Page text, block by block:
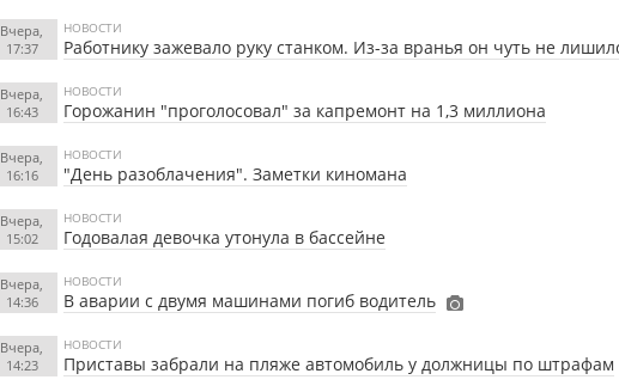
Вчера,
17:37
НОВОСТИ
Работнику зажевало руку станком. Из-за вранья он чуть не
Вчера,
16:43
НОВОСТИ
Горожанин "проголосовал" за капремонт на 1,3 миллиона
Вчера,
16:16
НОВОСТИ
"День разоблачения". Заметки киномана
Вчера,
15:02
НОВОСТИ
Годовалая девочка утонула в бассейне
Вчера,
14:36
НОВОСТИ
В аварии с двумя машинами погиб водитель
Вчера,
14:23
НОВОСТИ
Приставы забрали на пляже автомобиль у должницы по штрафам